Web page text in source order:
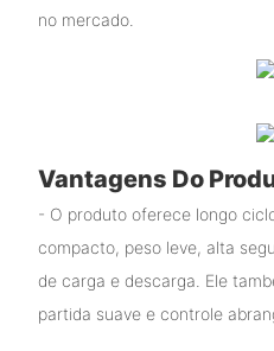
no mercado.
Vantagens Do
- O produto oferece longo
compacto, peso leve, alta
de carga e descarga. Ele
partida suave e controle